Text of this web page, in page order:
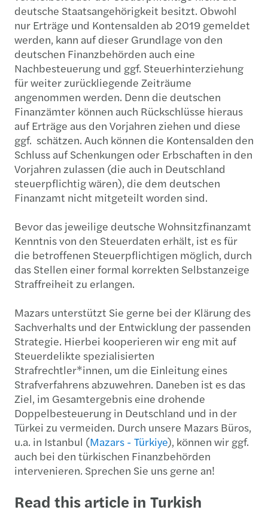
deutsche Staatsangehörigkeit besitzt. Obwohl
nur Erträge und Kontensalden ab 2019 gemeldet
werden, kann auf dieser Grundlage von den
deutschen Finanzbehörden auch eine
Nachbesteuerung und ggf. Steuerhinterziehung
für weiter zurückliegende Zeiträume
angenommen werden. Denn die deutschen
Finanzämter können auch Rückschlüsse hieraus
auf Erträge aus den Vorjahren ziehen und diese
ggf. schätzen. Auch können die Kontensalden den
Schluss auf Schenkungen oder Erbschaften in den
Vorjahren zulassen (die auch in Deutschland
steuerpflichtig wären), die dem deutschen
Finanzamt nicht mitgeteilt worden sind.
Bevor das jeweilige deutsche Wohnsitzfinanzamt
Kenntnis von den Steuerdaten erhält, ist es für
die betroffenen Steuerpflichtigen möglich, durch
das Stellen einer formal korrekten Selbstanzeige
Straffreiheit zu erlangen.
Mazars unterstützt Sie gerne bei der Klärung des
Sachverhalts und der Entwicklung der passenden
Strategie. Hierbei kooperieren wir eng mit auf
Steuerdelikte spezialisierten
Strafrechtler*innen, um die Einleitung eines
Strafverfahrens abzuwehren. Daneben ist es das
Ziel, im Gesamtergebnis eine drohende
Doppelbesteuerung in Deutschland und in der
Türkei zu vermeiden. Durch unsere Mazars Büros,
u.a. in Istanbul (Mazars - Türkiye), können wir ggf.
auch bei den türkischen Finanzbehörden
intervenieren. Sprechen Sie uns gerne an!
Read this article in Turkish